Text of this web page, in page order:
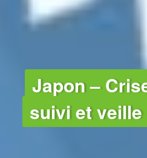
Japon –
suivi et